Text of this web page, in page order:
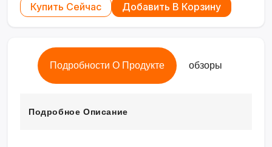
Купить Сейчас Добавить В Корзину
Подробности О Продукте обзоры
Подробное Описание